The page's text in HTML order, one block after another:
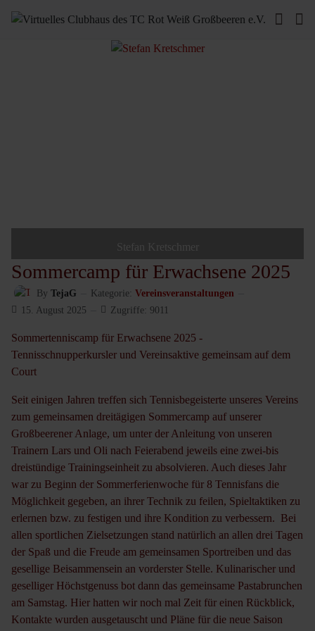
Stefan Kretschmer
Sommercamp für Erwachsene 2025
By TejaG Kategorie: Vereinsveranstaltungen
15. August 2025
Zugriffe: 9011
Sommertenniscamp für Erwachsene 2025 -
Tennisschnupperkursler und Vereinsaktive gemeinsam auf dem
Court
Seit einigen Jahren treffen sich Tennisbegeisterte unseres Vereins
zum gemeinsamen dreitägigen Sommercamp auf unserer
Großbeerener Anlage, um unter der Anleitung von unseren
Trainern Lars und Oli nach Feierabend jeweils eine zwei-bis
dreistündige Trainingseinheit zu absolvieren. Auch dieses Jahr
war zu Beginn der Sommerferienwoche für 8 Tennisfans die
Möglichkeit gegeben, an ihrer Technik zu feilen, Spieltaktiken zu
erlernen bzw. zu festigen und ihre Kondition zu verbessern. Bei
allen sportlichen Zielsetzungen stand natürlich an allen drei Tagen
der Spaß und die Freude am gemeinsamen Sportreiben und das
gesellige Beisammensein an vorderster Stelle. Kulinarischer und
geselliger Höchstgenuss bot dann das gemeinsame Pastabrunchen
am Samstag. Hier hatten wir noch mal Zeit für einen Rückblick,
Kontakte wurden ausgetauscht und Pläne für die neue Saison